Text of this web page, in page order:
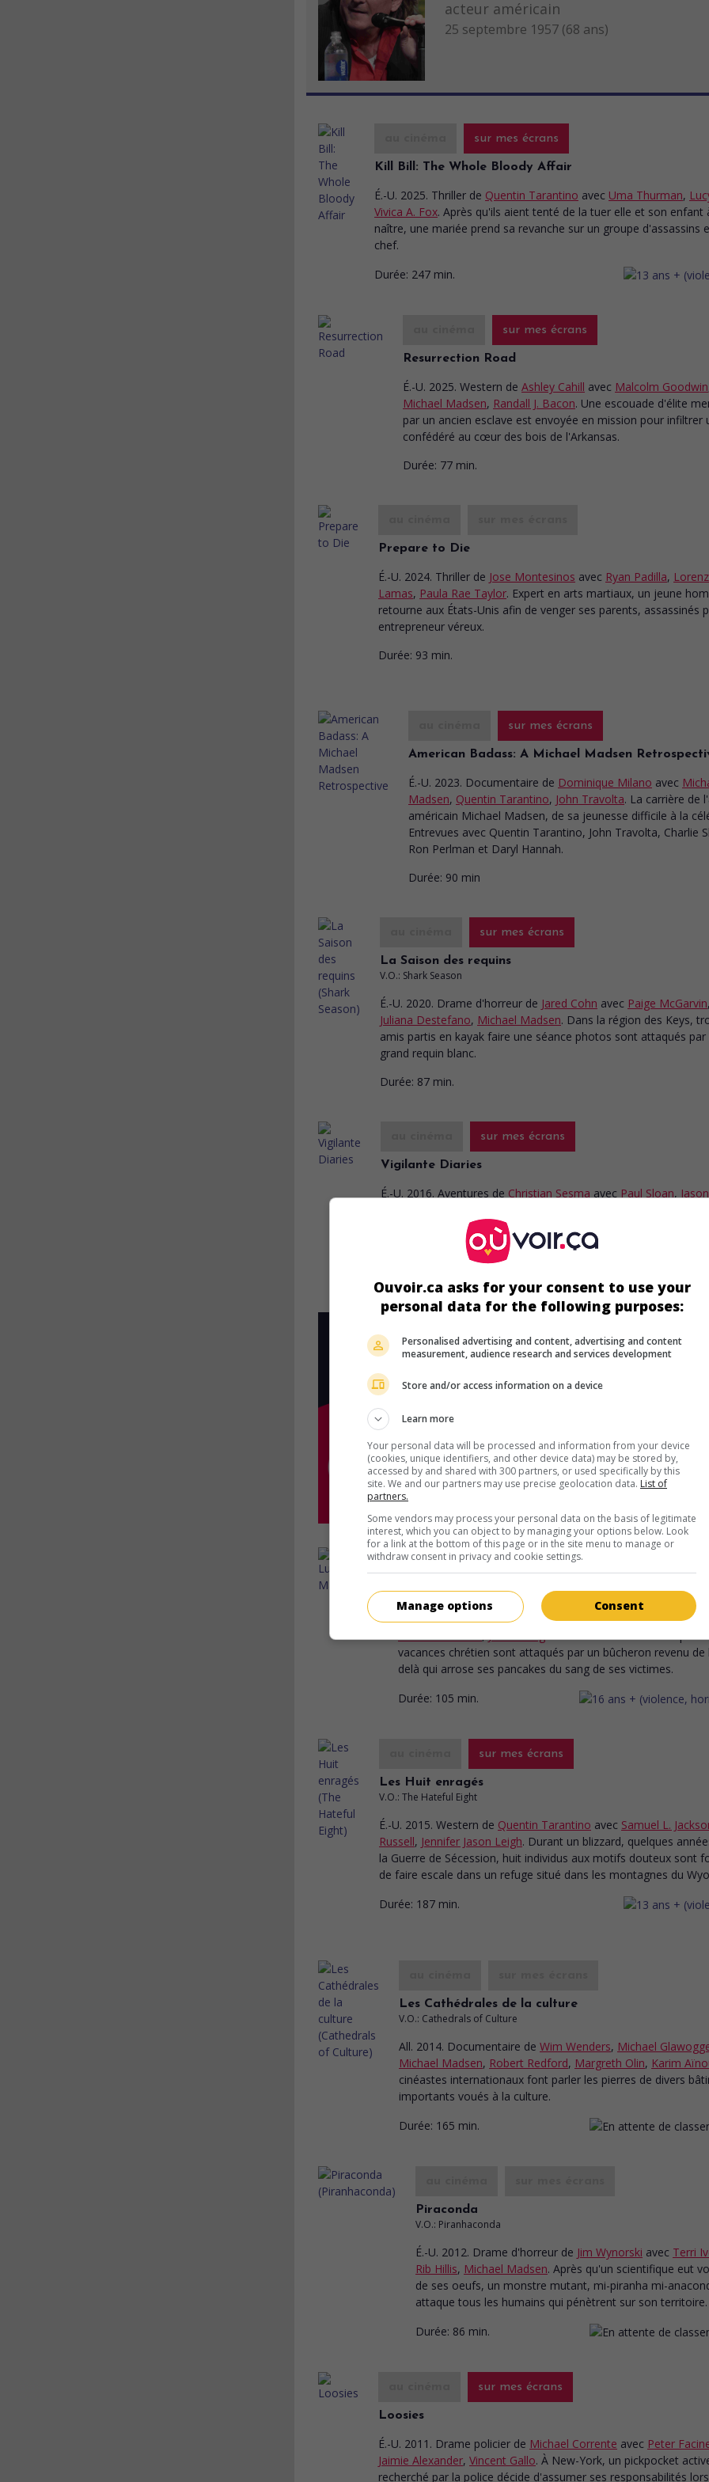
acteur américain
25 septembre 1957 (68 ans)
sur mes écrans
Kill Bill: The Whole Bloody Affair
É.-U. 2025. Thriller de Quentin Tarantino avec Uma Thurman,
Vivica A. Fox. Après qu'ils aient tenté de la tuer elle et son enfant
naître, une mariée prend sa revanche sur un groupe d'assassins
chef.
Durée: 247 min.
sur mes écrans
Resurrection Road
É.-U. 2025. Western de Ashley Cahill avec Malcolm Goodwin
Michael Madsen, Randall J. Bacon. Une escouade d'élite
par un ancien esclave est envoyée en mission pour infiltrer
confédéré au cœur des bois de l'Arkansas.
Durée: 77 min.
Prepare to Die
É.-U. 2024. Thriller de Jose Montesinos avec Ryan Padilla,
Lamas, Paula Rae Taylor. Expert en arts martiaux, un jeune
retourne aux États-Unis afin de venger ses parents, assassinés
entrepreneur véreux.
Durée: 93 min.
sur mes écrans
American Badass: A Michael Madsen
É.-U. 2023. Documentaire de Dominique Milano avec
Madsen, Quentin Tarantino, John Travolta. La carrière de
américain Michael Madsen, de sa jeunesse difficile à la
Entrevues avec Quentin Tarantino, John Travolta, Charlie
Ron Perlman et Daryl Hannah.
Durée: 90 min
sur mes écrans
La Saison des requins
V.O.: Shark Season
É.-U. 2020. Drame d'horreur de Jared Cohn avec Paige McGarvin,
Juliana Destefano, Michael Madsen. Dans la région des Keys,
amis partis en kayak faire une séance photos sont attaqués par
grand requin blanc.
Durée: 87 min.
sur mes écrans
Vigilante Diaries
É.-U. 2016. Aventures de Christian Sesma avec Paul Sloan, Jason
. Des mercenaires se portent à la
de leur ami justicier, kidnappé au Mexique par un dangereux
Le Combat final
père alcoolique et violent, un jeune boxeur
abri et protection auprès d'un chef de gang.
Durée:
121 min.
au cinéma sur mes écrans
Lumberjack Man
É.-U. 2015. Comédie d'horreurde Josh Bear avec Ciara Flynn
Michael Madsen,Jarrett King. Les animateurs d'un camp de
vacances chrétien sont attaqués par un bûcheron revenu de
delà qui arrose ses pancakes du sang de ses victimes.
Durée: 105 min.
sur mes écrans
Les Huit enragés
V.O.: The Hateful Eight
É.-U. 2015. Western de Quentin Tarantino avec Samuel L.
Russell, Jennifer Jason Leigh. Durant un blizzard, quelques
la Guerre de Sécession, huit individus aux motifs douteux sont
de faire escale dans un refuge situé dans les montagnes du
Durée: 187 min.
Les Cathédrales de la culture
V.O.: Cathedrals of Culture
All. 2014. Documentaire de Wim Wenders, Michael
Michael Madsen, Robert Redford, Margreth Olin, Karim
cinéastes internationaux font parler les pierres de divers
importants voués à la culture.
Durée: 165 min.
Piraconda
V.O.: Piranhaconda
É.-U. 2012. Drame d'horreur de Jim Wynorski avec Terri
Rib Hillis, Michael Madsen. Après qu'un scientifique eut
de ses oeufs, un monstre mutant, mi-piranha mi-
attaque tous les humains qui pénètrent sur son territoire.
Durée: 86 min.
sur mes écrans
Loosies
É.-U. 2011. Drame policier de Michael Corrente avec Peter
Jaimie Alexander, Vincent Gallo. À New-York, un pickpocket
recherché par la police décide d'assumer ses responsabilités
Ouvoir.ca asks for your consent to use your
personal data for the following purposes:
Personalised advertising and content, advertising and content
measurement, audience research and services development
Store and/or access information on a device
Learn more
Your personal data will be processed and information from your device
(cookies, unique identifiers, and other device data) may be stored by,
accessed by and shared with 300 partners, or used specifically by this
site. We and our partners may use precise geolocation data. List of
partners.
Some vendors may process your personal data on the basis of legitimate
interest, which you can object to by managing your options below. Look
for a link at the bottom of this page or in the site menu to manage or
withdraw consent in privacy and cookie settings.
Consent
Manage options